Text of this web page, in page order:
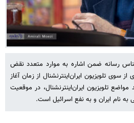
رسانه ضمن اشاره به موارد متعدد نقض
سوی تلویزیون ایران‌اینترنشنال از زمان آغاز
تلویزیون ایران‌اینترنشنال، در موقعیت
نام ایران و به نفع اسرائیل است.